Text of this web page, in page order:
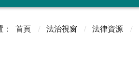
首頁
法治視窗 法律資源